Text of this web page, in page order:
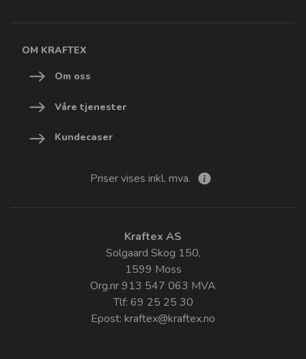
OM KRAFTEX
Om oss
Våre tjenester
Kundecaser
Priser vises inkl. mva.
Kraftex AS
Solgaard Skog 150,
1599 Moss
Org.nr 913 547 063 MVA
Tlf: 69 25 25 30
Epost: kraftex@kraftex.no